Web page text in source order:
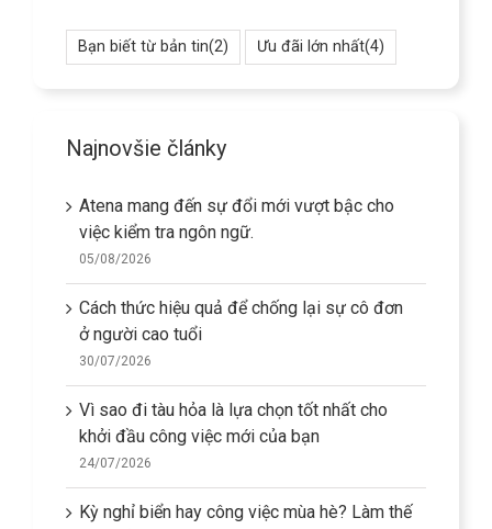
Bạn biết từ bản tin(2) Ưu đãi lớn nhất(4)
Najnovšie články
Atena mang đến sự đổi mới vượt bậc cho
việc kiểm tra ngôn ngữ.
05/08/2026
Cách thức hiệu quả để chống lại sự cô đơn
ở người cao tuổi
30/07/2026
Vì sao đi tàu hỏa là lựa chọn tốt nhất cho
khởi đầu công việc mới của bạn
24/07/2026
Kỳ nghỉ biển hay công việc mùa hè? Làm thế